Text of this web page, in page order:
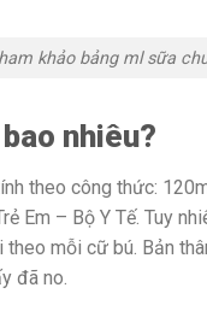
khảo bảng ml sữa
nhiêu?
theo công thức:
Em – Bộ Y Tế. Tuy
mỗi cữ bú. Bản
đã no.